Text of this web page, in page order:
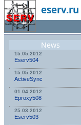
eserv.ru
News
15.05.2012
Eserv504
15.05.2012
ActiveSync
01.04.2012
Eproxy508
25.03.2012
Eserv503